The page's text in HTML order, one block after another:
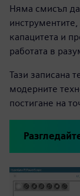
Няма смисъл да
капацитета и
работата в
Тази записана
модерните
постигане на